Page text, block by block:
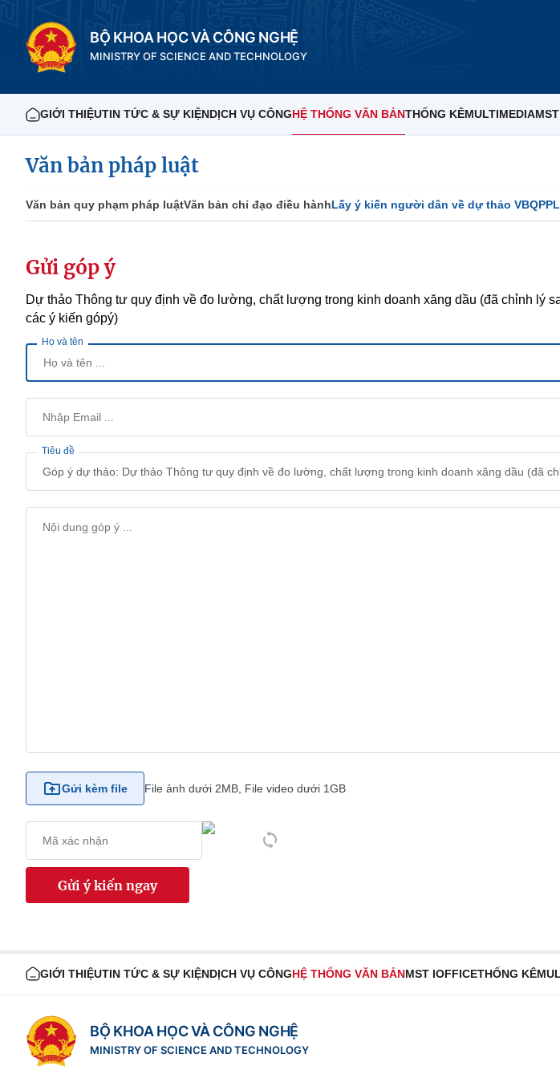
BỘ KHOA HỌC VÀ CÔNG NGHỆ
MINISTRY OF SCIENCE AND TECHNOLOGY
GIỚI THIỆUTIN TỨC & SỰ KIỆNDỊCH VỤ CÔNGHỆ THỐNG VĂN BẢNTHỐNG KÊMULTIMEDIA
Văn bản pháp luật
Văn bản quy phạm pháp luậtVăn bản chỉ đạo điều hànhLấy ý kiến người dân về dự thảo VBQPPL
Gửi góp ý
Dự thảo Thông tư quy định về đo lường, chất lượng trong kinh doanh xăng dầu (đã chỉnh lý
các ý kiến gópý)
Họ và tên
Tiêu đề
Gửi kèm file File ảnh dưới 2MB, File video dưới 1GB
Gửi ý kiến ngay
GIỚI THIỆUTIN TỨC & SỰ KIỆNDỊCH VỤ CÔNGHỆ THỐNG VĂN BẢNMST IOFFICETHỐNG KÊ
BỘ KHOA HỌC VÀ CÔNG NGHỆ
MINISTRY OF SCIENCE AND TECHNOLOGY